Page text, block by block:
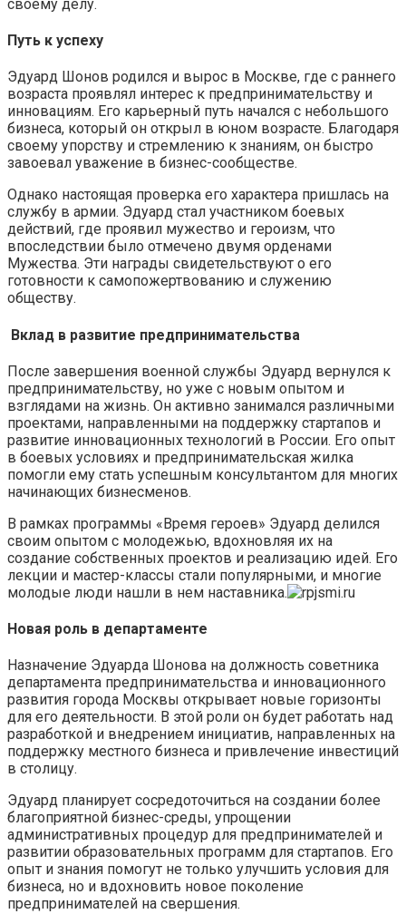
своему делу.
Путь к успеху
Эдуард Шонов родился и вырос в Москве, где с раннего
возраста проявлял интерес к предпринимательству и
инновациям. Его карьерный путь начался с небольшого
бизнеса, который он открыл в юном возрасте. Благодаря
своему упорству и стремлению к знаниям, он быстро
завоевал уважение в бизнес-сообществе.
Однако настоящая проверка его характера пришлась на
службу в армии. Эдуард стал участником боевых
действий, где проявил мужество и героизм, что
впоследствии было отмечено двумя орденами
Мужества. Эти награды свидетельствуют о его
готовности к самопожертвованию и служению
обществу.
Вклад в развитие предпринимательства
После завершения военной службы Эдуард вернулся к
предпринимательству, но уже с новым опытом и
взглядами на жизнь. Он активно занимался различными
проектами, направленными на поддержку стартапов и
развитие инновационных технологий в России. Его опыт
в боевых условиях и предпринимательская жилка
помогли ему стать успешным консультантом для многих
начинающих бизнесменов.
В рамках программы «Время героев» Эдуард делился
своим опытом с молодежью, вдохновляя их на
создание собственных проектов и реализацию идей. Его
лекции и мастер-классы стали популярными, и многие
молодые люди нашли в нем наставника.
Новая роль в департаменте
Назначение Эдуарда Шонова на должность советника
департамента предпринимательства и инновационного
развития города Москвы открывает новые горизонты
для его деятельности. В этой роли он будет работать над
разработкой и внедрением инициатив, направленных на
поддержку местного бизнеса и привлечение инвестиций
в столицу.
Эдуард планирует сосредоточиться на создании более
благоприятной бизнес-среды, упрощении
административных процедур для предпринимателей и
развитии образовательных программ для стартапов. Его
опыт и знания помогут не только улучшить условия для
бизнеса, но и вдохновить новое поколение
предпринимателей на свершения.